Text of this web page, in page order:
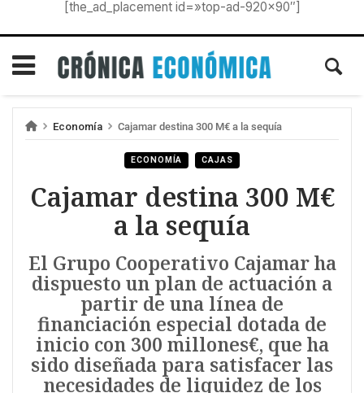
[the_ad_placement id=»top-ad-920×90″]
Economía Cajamar destina 300 M€ a la sequía
ECONOMÍA CAJAS
Cajamar destina 300 M€
a la sequía
El Grupo Cooperativo Cajamar ha
dispuesto un plan de actuación a
partir de una línea de
financiación especial dotada de
inicio con 300 millones€, que ha
sido diseñada para satisfacer las
necesidades de liquidez de los